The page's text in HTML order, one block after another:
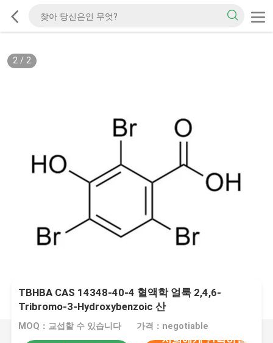
2/ 2
TBHBA CAS 14348-40-4 혈액학 얼룩 2,4,6-
Tribromo-3-Hydroxybenzoic 산
MOQ：교섭할 수 있습니다 가격：negotiable
저희에게 연락하십